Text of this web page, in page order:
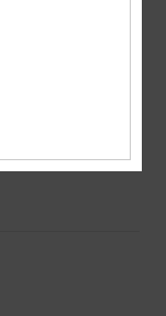
: 5/5 Talla: Talla